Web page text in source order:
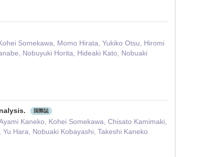
Somekawa, Momo Hirata, Yukiko Otsu, Hiromi
Nobuyuki Horita, Hideaki Kato, Nobuaki
国際誌
Kaneko, Kohei Somekawa, Chisato Kamimaki,
Hara, Nobuaki Kobayashi, Takeshi Kaneko